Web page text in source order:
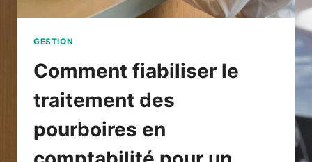
GESTION
Comment fiabiliser le
traitement des
pourboires en